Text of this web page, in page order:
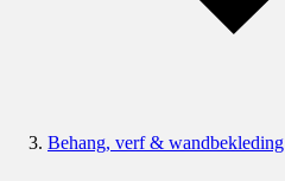
Behang, verf & wandbekleding